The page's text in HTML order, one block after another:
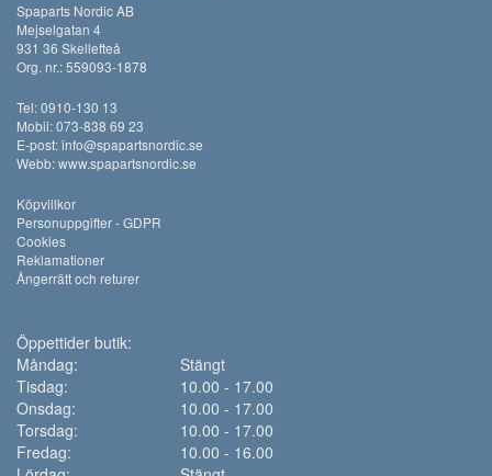
Spaparts Nordic AB
Mejselgatan 4
931 36 Skellefteå
Org. nr.: 559093-1878
Tel: 0910-130 13
Mobil: 073-838 69 23
E-post:info@spapartsnordic.se
Webb:www.spapartsnordic.se
Köpvillkor
Personuppgifter - GDPR
Cookies
Reklamationer
Ångerrätt och returer
Öppettider butik:
Måndag:
Stängt
Tisdag:
10.00 - 17.00
Onsdag:
10.00 - 17.00
Torsdag:
10.00 - 17.00
Fredag:
10.00 - 16.00